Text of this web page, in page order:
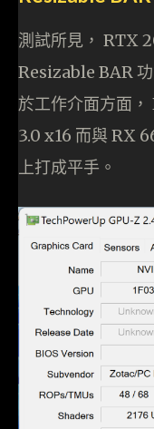
測試所見， RTX
Resizable BAR
於工作介面方面
3.0 x16 而與 RX
上打成平手。